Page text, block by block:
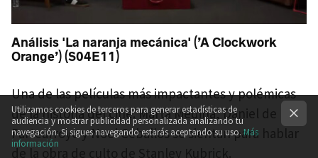
Análisis 'La naranja mecánica' (’A Clockwork
Orange’) (S04E11)
Una de las películas más impactantes y polémicas
de la historia del cine. Marta Medina, Daniel de
Partearroyo y Noel Ceballos se sientan para hablar
de la obra de culto de Stanley Kubrick.
Utilizamos cookies de terceros para generar estadísticas de
audiencia y mostrar publicidad personalizada analizando tu
navegación. Si sigues navegando estarás aceptando su uso.Más
información